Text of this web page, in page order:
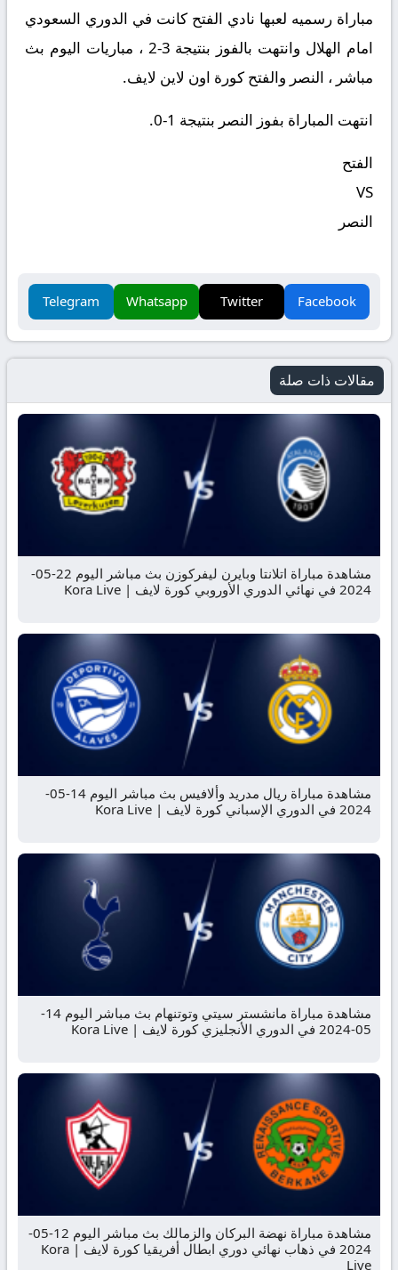
مباراة رسميه لعبها نادي الفتح كانت في الدوري السعودي
امام الهلال وانتهت بالفوز بنتيجة 3-2 ، مباريات اليوم بث
مباشر ، النصر والفتح كورة اون لاين لايف.
انتهت المباراة بفوز النصر بنتيجة 1-0.
الفتح
VS
النصر
Facebook
Twitter
Whatsapp
Telegram
مقالات ذات صلة
مشاهدة مباراة اتلانتا وبايرن ليفركوزن بث مباشر اليوم 22-05-
2024 في نهائي الدوري الأوروبي كورة لايف | Kora Live
مشاهدة مباراة ريال مدريد وألافيس بث مباشر اليوم 14-05-
2024 في الدوري الإسباني كورة لايف | Kora Live
مشاهدة مباراة مانشستر سيتي وتوتنهام بث مباشر اليوم 14-
05-2024 في الدوري الأنجليزي كورة لايف | Kora Live
مشاهدة مباراة نهضة البركان والزمالك بث مباشر اليوم 12-05-
2024 في ذهاب نهائي دوري ابطال أفريقيا كورة لايف | Kora
Live